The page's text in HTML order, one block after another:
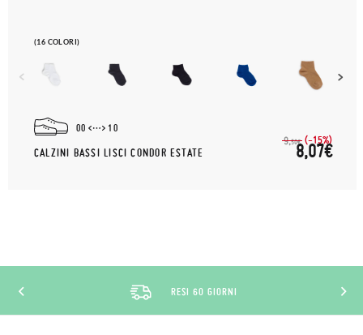
(16 COLORI)
00 10
CALZINI BASSI LISCI CONDOR ESTATE
9,50€ (-15%)
8,07€
RESI 60 GIORNI